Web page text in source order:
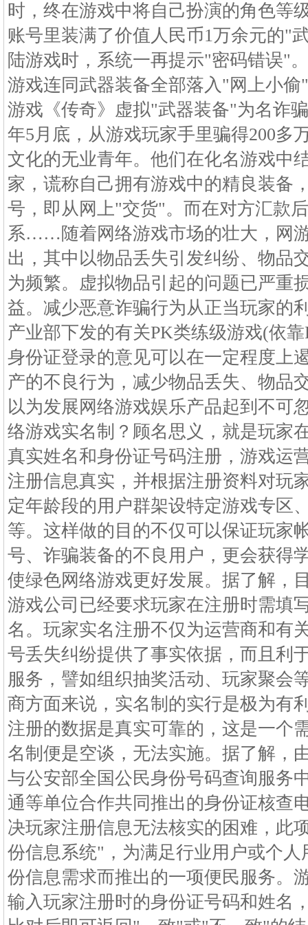
时，终在游戏中将自己扮演的角色等
账号里装满了价值人民币1万余元的"
陆游戏时，系统一再提示"密码错误"
游戏连同武器装备全部落入"网上小
游戏《传奇》虚拟"武器装备"为名诈
年5月底，从游戏玩家手里骗得200多
文化的无业青年。他们在化名游戏中
家，谎称自己拥有游戏中的精良装备
号，即从网上"交货"。而在对方汇款
系……随着网络游戏市场的壮大，网
出，其中以物品丢失引发纠纷、物品
为频繁。虚拟物品引起的问题已严重
益。减少恶意诈骗行为从正当玩家的
产业部下发的有关PK类练级游戏(依
身份证登录的意见可以在一定程度上
产的不良行为，减少物品丢失、物品
以为发展网络游戏娱乐产品起到不可
络游戏实名制？顾名思义，就是玩家
真实姓名和身份证号码注册，游戏运
注册信息真实，并根据注册资料对玩
定年龄段的用户群架设特定游戏专区
等。这样做的目的不仅可以保证玩家
号、诈骗装备的不良用户，更会获得
使绿色网络游戏更好发展。据了解，
游戏公司已经要求玩家在注册时需填
名。玩家实名注册不仅为运营商和有
号丢失纠纷提供了事实依据，而且利
服务，譬如组织抽奖活动、玩家聚会
商方面来说，实名制的实行是极为有
注册的数据是真实可靠的，这是一个
名制便是空谈，无法实施。据了解，
与公安部全国公民身份号码查询服务
通等单位合作共同推出的身份证核查
决玩家注册信息无法核实的困难，此
份信息系统"，为满足行业用户或个
份信息需求而推出的一项便民服务。
输入玩家注册时的身份证号码和姓名